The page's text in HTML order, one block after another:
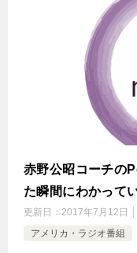
赤野公昭コーチの
た瞬間にわかって
更新日： 2017年7月12日
アメリカ・ラジオ番組